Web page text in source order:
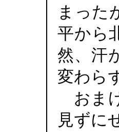
まった
平から
然、汗
変わら
おま
見ずに